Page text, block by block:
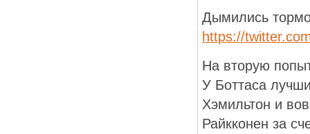
Дымились
https://
На вторую
У Боттаса
Хэмильтон и
Райкконен за